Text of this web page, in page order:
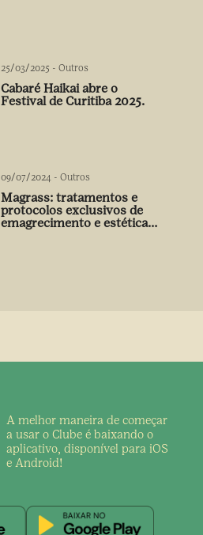
25/03/2025 - Outros
Cabaré Haikai abre o
Festival de Curitiba 2025.
09/07/2024 - Outros
Magrass: tratamentos e
protocolos exclusivos de
emagrecimento e estética
A melhor maneira de começar
a usar o Clube é baixando o
aplicativo, disponível para iOS
e Android!